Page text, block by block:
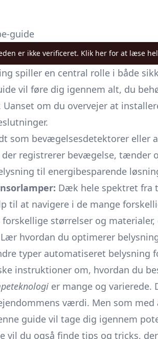
guide
er ikke verificeret. Klik her for at læse
spiller en central rolle i både
vil føre dig igennem alt, du
Uanset om du overvejer at
som bevægelsesdetektorer
registrerer bevægelse,
til energibesparende
Dæk hele spektret fra
til at navigere i de mange
forskellige størrelser og
Lær hvordan du optimerer
typer automatiseret belysning
instruktioner om, hvordan du
er mange og
værdi. Men som
guide vil tage dig igennem
vil du også finde tips og tricks,